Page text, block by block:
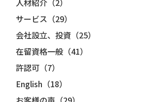
人材紹介（2）
サービス（29）
会社設立、投資（25）
在留資格一般（41）
許認可（7）
English（18）